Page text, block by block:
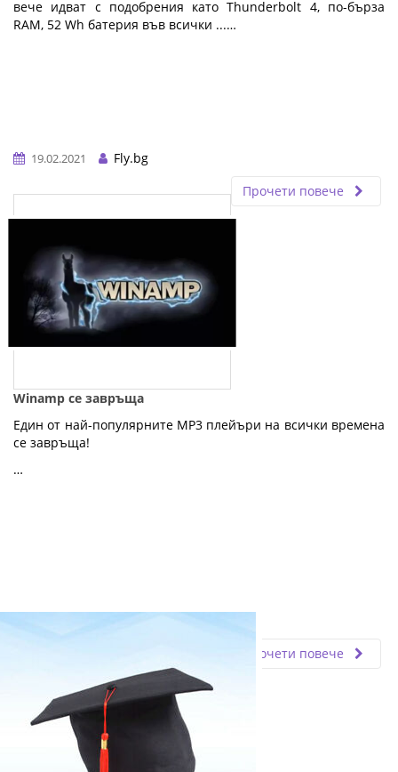
вече идват с подобрения като Thunderbolt 4, по-бърза
RAM, 52 Wh батерия във всички ...…
19.02.2021
Fly.bg
Прочети повече
Winamp се завръща
Един от най-популярните MP3 плейъри на всички времена
се завръща!
…
Fly.bg
Прочети повече